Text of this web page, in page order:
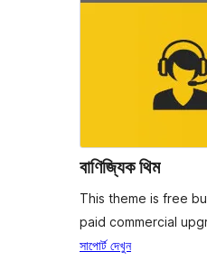
বাণিজ্যিক থিম
This theme is free
paid commercial
সাপোর্ট দেখুন